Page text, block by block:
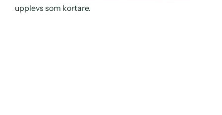
upplevs som kortare.